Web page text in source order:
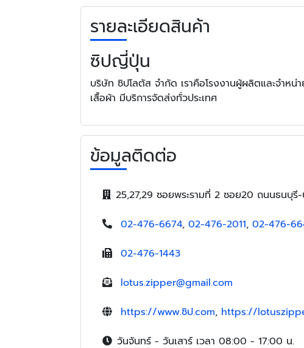
รายละเอียดสินค้า
ซิปญี่ปุ่น
บริษัท ซิปโลตัส จำกัด เราคือโรงงานผู้ผลิตและจำห
เสื้อผ้า มีบริการจัดส่งทั่วประเทศ
ข้อมูลติดต่อ
25,27,29 ซอยพระรามที่ 2 ซอย20 ถนนธนบุ
02-476-6674, 02-476-2011, 02-476-
02-476-1443
lotus.zipper@gmail.com
https://www.ซิป.com, https://
วันจันทร์ - วันเสาร์ เวลา 08:00 - 17:00 น.